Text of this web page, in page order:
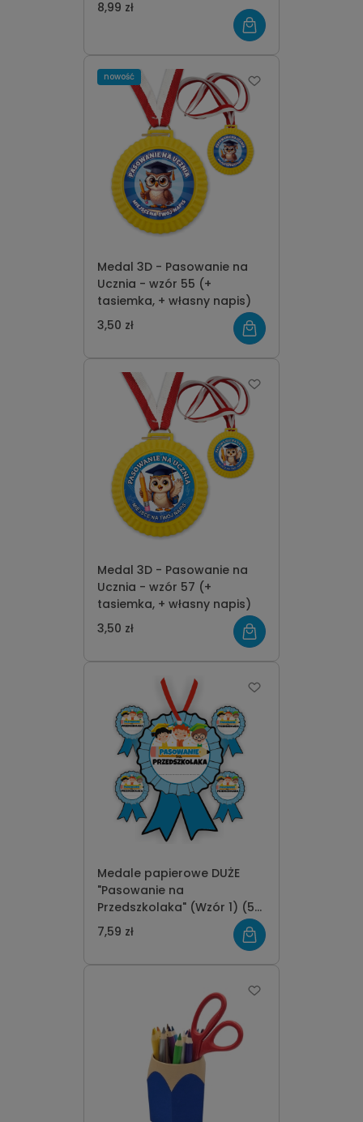
8,99 zł
Medal 3D - Pasowanie na
Ucznia - wzór 55 (+
tasiemka, + własny napis)
3,50 zł
nowość
Medal 3D - Pasowanie na
Ucznia - wzór 57 (+
tasiemka, + własny napis)
3,50 zł
Medale papierowe DUŻE
"Pasowanie na
Przedszkolaka" (Wzór 1) (5
szt.)
7,59 zł